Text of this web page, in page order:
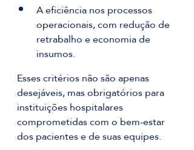
A eficiência nos processos
operacionais, com redução de
retrabalho e economia de
insumos.
Esses critérios não são apenas
desejáveis, mas obrigatórios para
instituições hospitalares
comprometidas com o bem-estar
dos pacientes e de suas equipes.